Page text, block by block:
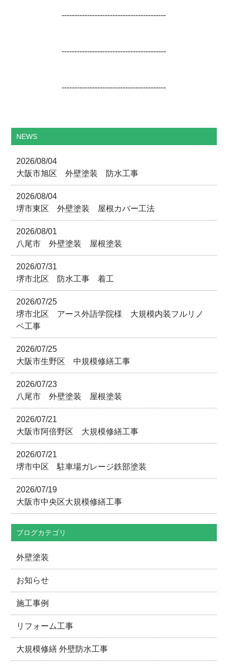
-----------------------------------------
-----------------------------------------
-----------------------------------------
NEWS
2026/08/04
大阪市旭区 外壁塗装 防水工事
2026/08/04
堺市東区 外壁塗装 屋根カバー工法
2026/08/01
八尾市 外壁塗装 屋根塗装
2026/07/31
堺市北区 防水工事 着工
2026/07/25
堺市北区 アース外語学院様 大規模内装フルリノ
ベ工事
2026/07/25
大阪市生野区 中規模修繕工事
2026/07/23
八尾市 外壁塗装 屋根塗装
2026/07/21
大阪市阿倍野区 大規模修繕工事
2026/07/21
堺市中区 駐車場ガレージ鉄部塗装
2026/07/19
大阪市中央区大規模修繕工事
ブログカテゴリ
外壁塗装
お知らせ
施工事例
リフォーム工事
大規模修繕 外壁防水工事